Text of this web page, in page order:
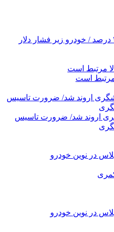
دلار ۴ درصد ریخت، ۲۰۷ فقط ۲.۹ درصد / خودرو زیر فشار دلار
مرتبط است
اروند شد/ ضرورت تاسیس